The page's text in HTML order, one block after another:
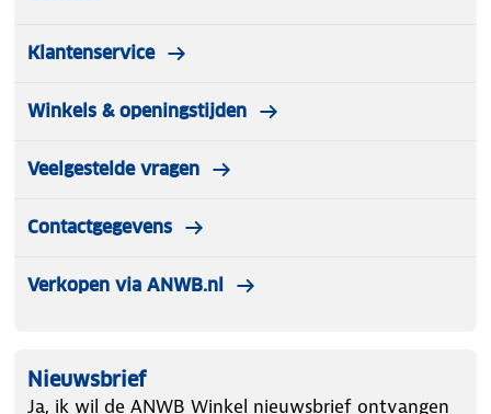
Klantenservice
Winkels & openingstijden
Veelgestelde vragen
Contactgegevens
Verkopen via ANWB.nl
Nieuwsbrief
Ja, ik wil de ANWB Winkel nieuwsbrief ontvangen